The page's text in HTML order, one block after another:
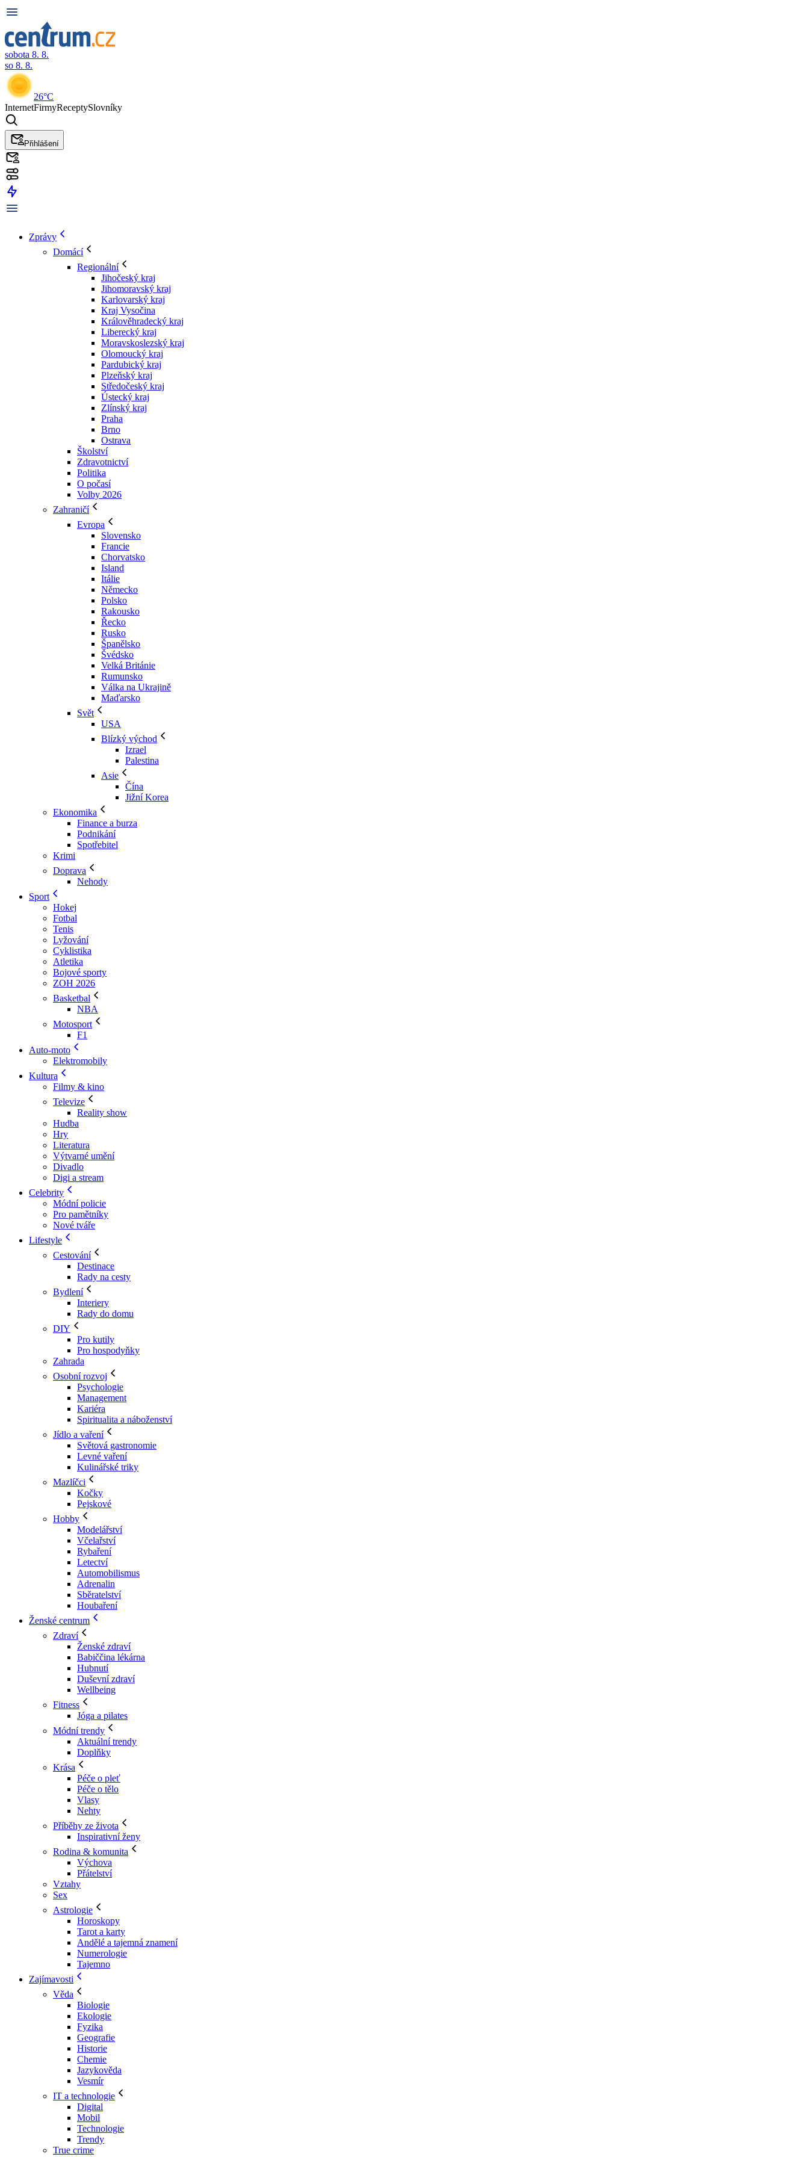
sobota 8. 8.
so 8. 8.
26°C
InternetFirmyReceptySlovníky
Přihlášení
Zprávy
Domácí
Regionální
Jihočeský kraj
Jihomoravský kraj
Karlovarský kraj
Kraj Vysočina
Králověhradecký kraj
Liberecký kraj
Moravskoslezský kraj
Olomoucký kraj
Pardubický kraj
Plzeňský kraj
Středočeský kraj
Ústecký kraj
Zlínský kraj
Praha
Brno
Ostrava
Školství
Zdravotnictví
Politika
O počasí
Volby 2026
Zahraničí
Evropa
Slovensko
Francie
Chorvatsko
Island
Itálie
Německo
Polsko
Rakousko
Řecko
Rusko
Španělsko
Švédsko
Velká Británie
Rumunsko
Válka na Ukrajině
Maďarsko
Svět
USA
Blízký východ
Izrael
Palestina
Asie
Čína
Jižní Korea
Ekonomika
Finance a burza
Podnikání
Spotřebitel
Krimi
Doprava
Nehody
Sport
Hokej
Fotbal
Tenis
Lyžování
Cyklistika
Atletika
Bojové sporty
ZOH 2026
Basketbal
NBA
Motosport
F1
Auto-moto
Elektromobily
Kultura
Filmy & kino
Televize
Reality show
Hudba
Hry
Literatura
Výtvarné umění
Divadlo
Digi a stream
Celebrity
Módní policie
Pro pamětníky
Nové tváře
Lifestyle
Cestování
Destinace
Rady na cesty
Bydlení
Interiery
Rady do domu
DIY
Pro kutily
Pro hospodyňky
Zahrada
Osobní rozvoj
Psychologie
Management
Kariéra
Spiritualita a náboženství
Jídlo a vaření
Světová gastronomie
Levné vaření
Kulinářské triky
Mazlíčci
Kočky
Pejskové
Hobby
Modelářství
Včelařství
Rybaření
Letectví
Automobilismus
Adrenalin
Sběratelství
Houbaření
Ženské centrum
Zdraví
Ženské zdraví
Babiččina lékárna
Hubnutí
Duševní zdraví
Wellbeing
Fitness
Jóga a pilates
Módní trendy
Aktuální trendy
Doplňky
Krása
Péče o pleť
Péče o tělo
Vlasy
Nehty
Příběhy ze života
Inspirativní ženy
Rodina & komunita
Výchova
Přátelství
Vztahy
Sex
Astrologie
Horoskopy
Tarot a karty
Andělé a tajemná znamení
Numerologie
Tajemno
Zajímavosti
Věda
Biologie
Ekologie
Fyzika
Geografie
Historie
Chemie
Jazykověda
Vesmír
IT a technologie
Digital
Mobil
Technologie
Trendy
True crime